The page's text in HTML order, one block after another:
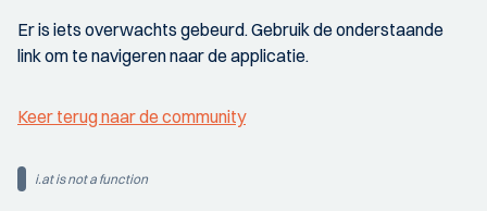
Er is iets overwachts gebeurd. Gebruik de onderstaande
link om te navigeren naar de applicatie.
Keer terug naar de community
i.at is not a function